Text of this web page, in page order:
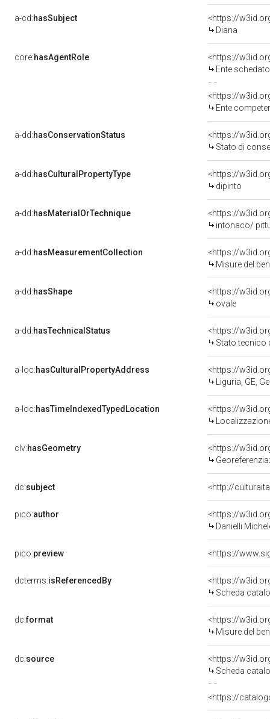
a-cd:hasSubject
<https://
Diana
core:hasAgentRole
<https://
Ente
<https://
Ente
a-dd:hasConservationStatus
<https://
Stato di
a-dd:hasCulturalPropertyType
<https://
dipinto
a-dd:hasMaterialOrTechnique
<https://
intonaco/
a-dd:hasMeasurementCollection
<https://
Misure del
a-dd:hasShape
<https://
ovale
a-dd:hasTechnicalStatus
<https://
Stato tecnico
a-loc:hasCulturalPropertyAddress
<https://
Liguria, GE,
a-loc:hasTimeIndexedTypedLocation
<https://
clv:hasGeometry
<https://
dc:subject <http://
pico:author
<https://
Danielli
pico:preview
dcterms:isReferencedBy
<https://
Scheda
dc:format
<https://
Misure del
dc:source
<https://
Scheda
<https://